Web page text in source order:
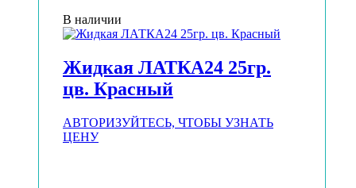
В наличии
Жидкая ЛАТКА24 25гр.
цв. Красный
АВТОРИЗУЙТЕСЬ, ЧТОБЫ УЗНАТЬ
ЦЕНУ